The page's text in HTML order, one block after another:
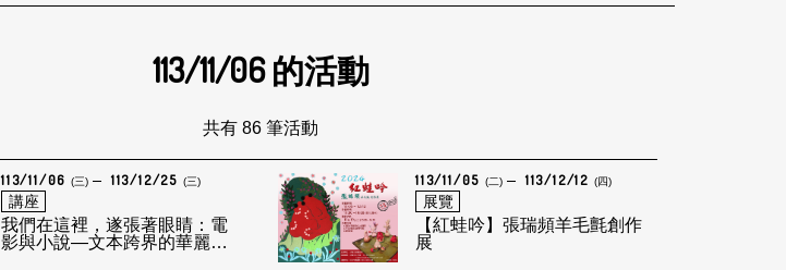
113/11/06的活動
共有 86 筆活動
113/11/06 (三) 113/12/25 (三)
講座
我們在這裡，遂張著眼睛：電
影與小說—文本跨界的華麗轉
113/11/05 (二) 113/12/12 (四)
展覽
【紅蛙吟】張瑞頻羊毛氈創作
展